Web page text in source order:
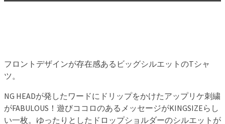
フロントデザインが存在感あるビッグシルエットのTシャ
ツ。
NG HEADが発したワードにドリップをかけたアップリケ刺繍
がFABULOUS！遊びココロのあるメッセージがKINGSIZEらし
い一枚。ゆったりとしたドロップショルダーのシルエットが